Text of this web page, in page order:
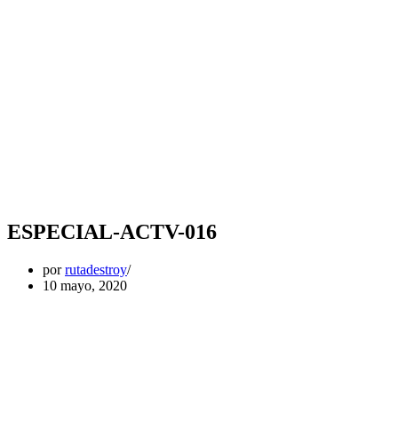
ESPECIAL-ACTV-016
porrutadestroy
10 mayo, 2020